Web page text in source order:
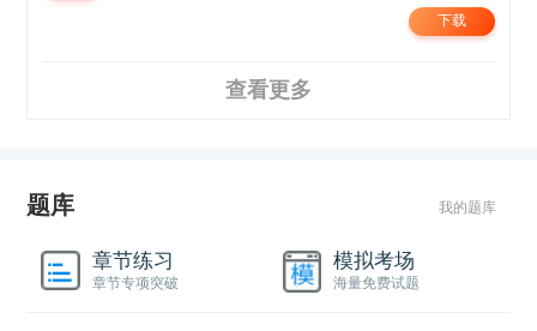
下载
查看更多
题库 我的题库
章节练习
章节专项突破
模拟考场
海量免费试题